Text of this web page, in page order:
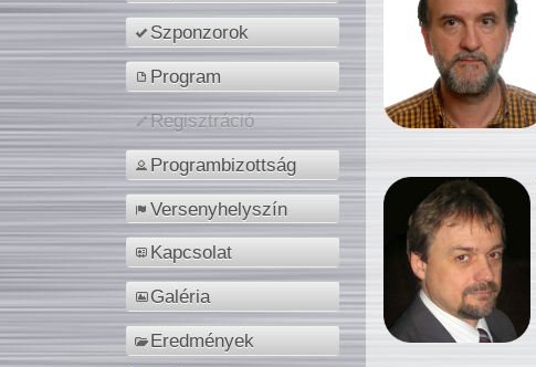
Szponzorok
Program
Regisztráció
Programbizottság
Versenyhelyszín
Kapcsolat
Galéria
Eredmények